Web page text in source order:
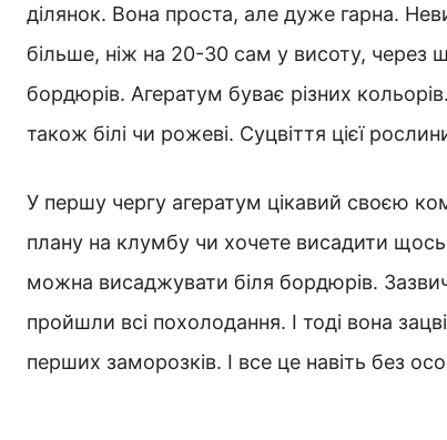
ділянок. Вона проста, але дуже гарна.
більше, ніж на 20-30 сам у висоту, через
бордюрів. Агератум буває різних
також білі чи рожеві. Суцвіття цієї
У першу чергу агератум цікавий своєю
плану на клумбу чи хочете висадити щось
можна висаджувати біля бордюрів.
пройшли всі похолодання. І тоді вона
перших заморозків. І все це навіть без